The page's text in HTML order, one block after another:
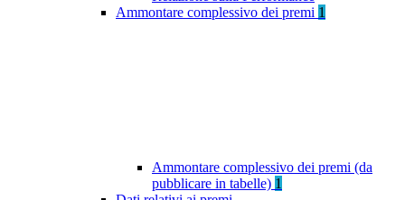
Ammontare complessivo dei premi 1
Ammontare complessivo dei premi (da
pubblicare in tabelle) 1